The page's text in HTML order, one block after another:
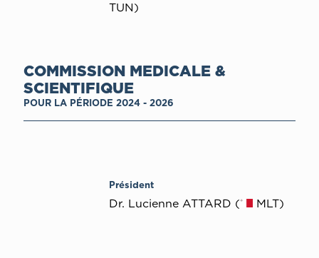
TUN)
COMMISSION MEDICALE &
SCIENTIFIQUE
POUR LA PÉRIODE 2024 - 2026
Président
Dr. Lucienne ATTARD ( MLT)